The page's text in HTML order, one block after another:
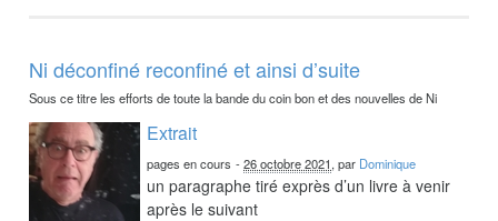
Ni déconfiné reconfiné et ainsi d’suite
Sous ce titre les efforts de toute la bande du coin bon et des nouvelles de Ni
Extrait
pages en cours -26 octobre 2021, par Dominique
un paragraphe tiré exprès d’un livre à venir
après le suivant